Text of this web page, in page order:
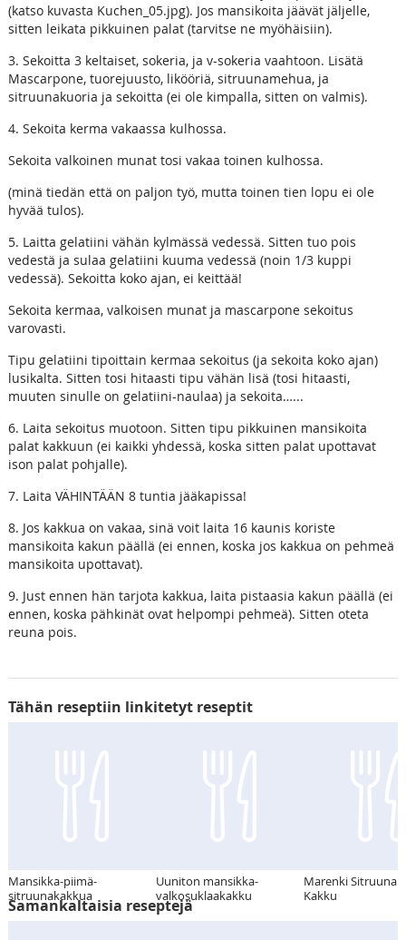
(katso kuvasta Kuchen_05.jpg). Jos mansikoita jäävät jäljelle,
sitten leikata pikkuinen palat (tarvitse ne myöhäisiin).
3. Sekoitta 3 keltaiset, sokeria, ja v-sokeria vaahtoon. Lisätä
Mascarpone, tuorejuusto, likööriä, sitruunamehua, ja
sitruunakuoria ja sekoitta (ei ole kimpalla, sitten on valmis).
4. Sekoita kerma vakaassa kulhossa.
Sekoita valkoinen munat tosi vakaa toinen kulhossa.
(minä tiedän että on paljon työ, mutta toinen tien lopu ei ole
hyvää tulos).
5. Laitta gelatiini vähän kylmässä vedessä. Sitten tuo pois
vedestä ja sulaa gelatiini kuuma vedessä (noin 1/3 kuppi
vedessä). Sekoitta koko ajan, ei keittää!
Sekoita kermaa, valkoisen munat ja mascarpone sekoitus
varovasti.
Tipu gelatiini tipoittain kermaa sekoitus (ja sekoita koko ajan)
lusikalta. Sitten tosi hitaasti tipu vähän lisä (tosi hitaasti,
muuten sinulle on gelatiini-naulaa) ja sekoita…...
6. Laita sekoitus muotoon. Sitten tipu pikkuinen mansikoita
palat kakkuun (ei kaikki yhdessä, koska sitten palat upottavat
ison palat pohjalle).
7. Laita VÄHINTÄÄN 8 tuntia jääkapissa!
8. Jos kakkua on vakaa, sinä voit laita 16 kaunis koriste
mansikoita kakun päällä (ei ennen, koska jos kakkua on pehmeä
mansikoita upottavat).
9. Just ennen hän tarjota kakkua, laita pistaasia kakun päällä (ei
ennen, koska pähkinät ovat helpompi pehmeä). Sitten oteta
reuna pois.
Tähän reseptiin linkitetyt reseptit
Mansikka-piimä-
sitruunakakkua
Uuniton mansikka-
valkosuklaakakku
Marenki Sitruuna
Kakku
Samankaltaisia reseptejä